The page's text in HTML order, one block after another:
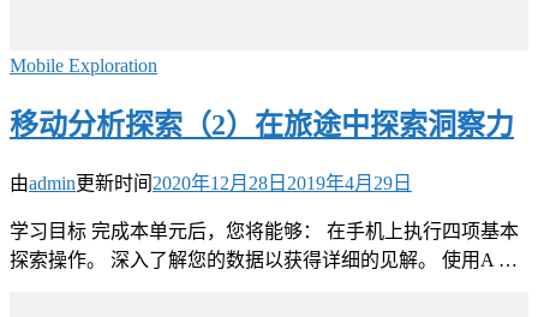
Mobile Exploration
移动分析探索（2）在旅途中探索洞察力
由admin更新时间 2020年12月28日 2019年4月29日
学习目标 完成本单元后，您将能够： 在手机上执行四项基本
探索操作。 深入了解您的数据以获得详细的见解。 使用A …